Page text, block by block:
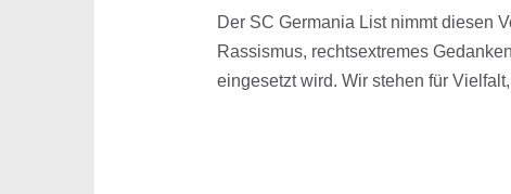
Der SC Germania List nimmt diesen
Rassismus, rechtsextremes
eingesetzt wird. Wir stehen für